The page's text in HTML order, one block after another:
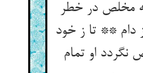
مخلص در خطر
دام ** تا ز خود
نگردد او تمام‏